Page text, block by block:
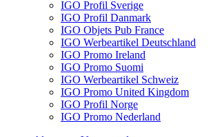
IGO Profil Sverige
IGO Profil Danmark
IGO Objets Pub France
IGO Werbeartikel Deutschland
IGO Promo Ireland
IGO Promo Suomi
IGO Werbeartikel Schweiz
IGO Promo United Kingdom
IGO Profil Norge
IGO Promo Nederland